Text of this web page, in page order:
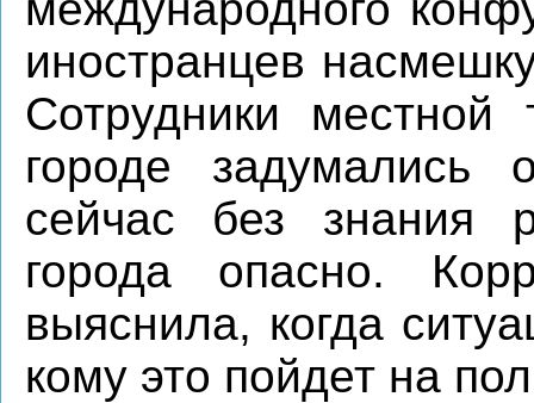
иностранцев
Сотрудники
городе задумались
сейчас без знания
города опасно.
выяснила, когда
кому это пойдет на